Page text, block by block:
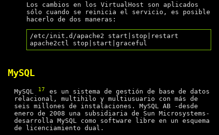
Los cambios en los VirtualHost son aplicados
sólo cuando se reinicia el servicio, es posible
hacerlo de dos maneras:
/etc/init.d/apache2 start|stop|restart
MySQL
MySQL 17
es un sistema de gestión de base de datos
relacional, multihilo y multiusuario con más de
seis millones de instalaciones. MySQL AB -desde
enero de 2008 una subsidiaria de Sun Microsystems-
desarrolla MySQL como software libre en un esquema
de licenciamiento dual.